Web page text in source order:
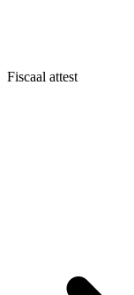
Fiscaal attest